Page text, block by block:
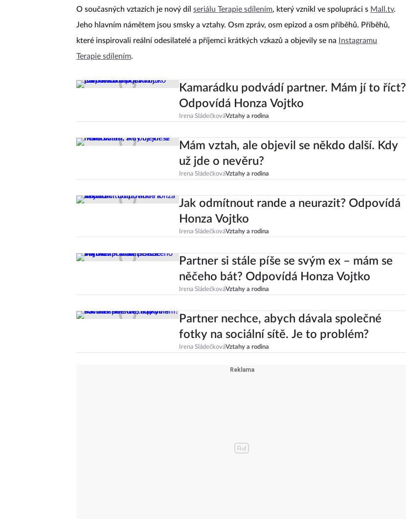
O současných vztazích je nový díl seriálu Terapie sdílením, který vznikl ve spolupráci s Mall.tv.
Jeho hlavním námětem jsou smsky a vztahy. Osm zpráv, osm epizod a osm příběhů. Příběhů,
které inspirovali reální odesilatelé a příjemci krátkých vzkazů a objevily se na
Instagramu
Terapie sdílením.
Kamarádku podvádí partner. Mám jí to říct?
Odpovídá Honza Vojtko
Irena SládečkováVztahy a rodina
Mám vztah, ale objevil se někdo další. Kdy
už jde o nevěru?
Irena SládečkováVztahy a rodina
Jak odmítnout rande a neurazit? Odpovídá
Honza Vojtko
Irena SládečkováVztahy a rodina
Partner si stále píše se svým ex – mám se
něčeho bát? Odpovídá Honza Vojtko
Irena SládečkováVztahy a rodina
Partner nechce, abych dávala společné
fotky na sociální sítě. Je to problém?
Irena SládečkováVztahy a rodina